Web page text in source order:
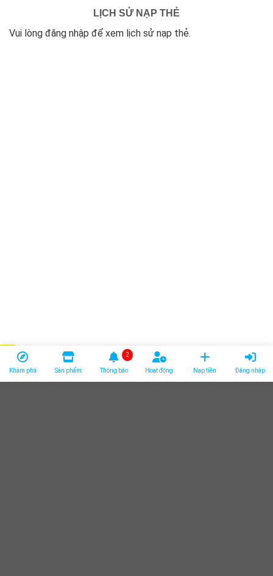
LỊCH SỬ NẠP THẺ
Vui lòng đăng nhập để xem lịch sử nạp thẻ.
Khám phá Sản phẩm Thông báo
2
Hoạt động Nạp tiền Đăng nhập